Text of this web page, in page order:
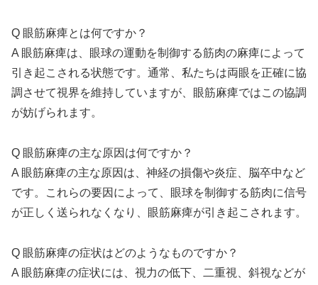
Q 眼筋麻痺とは何ですか？
A 眼筋麻痺は、眼球の運動を制御する筋肉の麻痺によって
引き起こされる状態です。通常、私たちは両眼を正確に協
調させて視界を維持していますが、眼筋麻痺ではこの協調
が妨げられます。
Q 眼筋麻痺の主な原因は何ですか？
A 眼筋麻痺の主な原因は、神経の損傷や炎症、脳卒中など
です。これらの要因によって、眼球を制御する筋肉に信号
が正しく送られなくなり、眼筋麻痺が引き起こされます。
Q 眼筋麻痺の症状はどのようなものですか？
A 眼筋麻痺の症状には、視力の低下、二重視、斜視などが